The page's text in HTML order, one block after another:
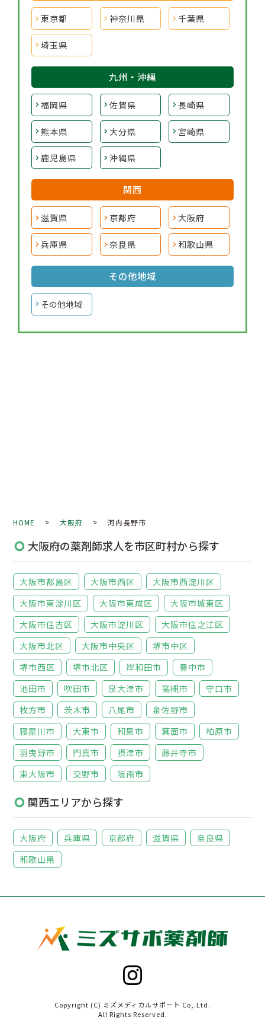
東京都 神奈川県 千葉県
埼玉県
九州・沖縄
福岡県 佐賀県 長崎県
熊本県 大分県 宮崎県
鹿児島県 沖縄県
関西
滋賀県 京都府 大阪府
兵庫県 奈良県 和歌山県
その他地域
その他地域
HOME >大阪府 > 河内長野市
大阪府の薬剤師求人を市区町村から探す
大阪市都島区 大阪市西区
大阪市西淀川区
大阪市東淀川区
大阪市東成区
大阪市城東区
大阪市住吉区
大阪市淀川区
大阪市住之江区
大阪市北区
大阪市中央区
堺市中区
堺市西区
堺市北区 岸和田市
豊中市
池田市
吹田市 泉大津市 高槻市
守口市
枚方市
茨木市 八尾市
泉佐野市
寝屋川市
大東市 和泉市 箕面市
柏原市
羽曳野市
門真市 摂津市
藤井寺市
東大阪市
交野市 阪南市
関西エリアから探す
大阪府 兵庫県 京都府 滋賀県
奈良県
和歌山県
Copyright (C) ミズメディカルサポート Co,.Ltd.
All Rights Reserved.